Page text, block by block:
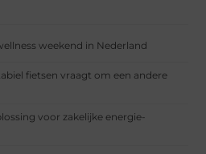
weekend in Nederland
fietsen vraagt om een andere
voor zakelijke energie-